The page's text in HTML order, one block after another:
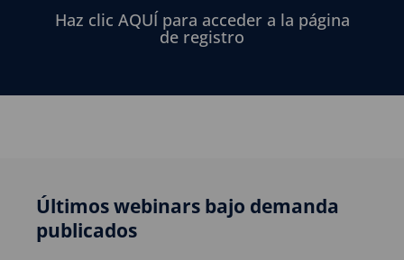
Haz clic AQUÍ para acceder a la página
de registro
Últimos webinars bajo demanda
publicados